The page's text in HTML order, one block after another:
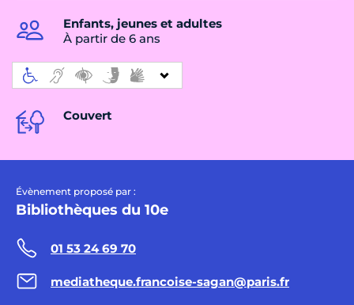
Enfants, jeunes et adultes
À partir de 6 ans
Couvert
Évènement proposé par :
Bibliothèques du 10e
01 53 24 69 70
mediatheque.francoise-sagan@paris.fr